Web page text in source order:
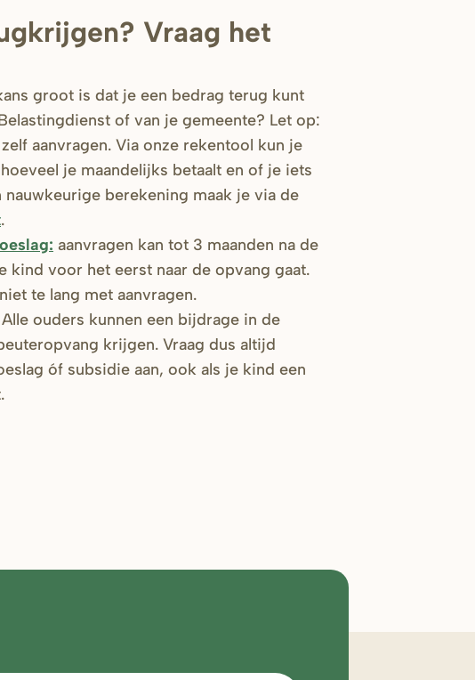
Vraag het
groot is dat je een bedrag terug kunt
of van je gemeente? Let op:
aanvragen. Via onze rekentool kun je
je maandelijks betaalt en of je iets
berekening maak je via de
.
aanvragen kan tot 3 maanden na de
kind voor het eerst naar de opvang gaat.
te lang met aanvragen.
Alle ouders kunnen een bijdrage in de
krijgen. Vraag dus altijd
óf subsidie aan, ook als je kind een